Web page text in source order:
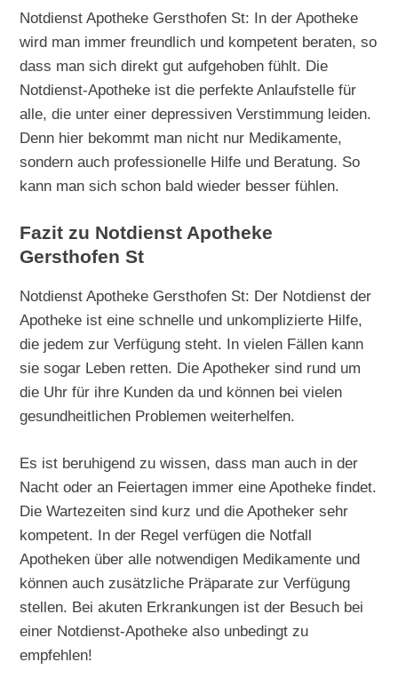
Notdienst Apotheke Gersthofen St: In der Apotheke
wird man immer freundlich und kompetent beraten, so
dass man sich direkt gut aufgehoben fühlt. Die
Notdienst-Apotheke ist die perfekte Anlaufstelle für
alle, die unter einer depressiven Verstimmung leiden.
Denn hier bekommt man nicht nur Medikamente,
sondern auch professionelle Hilfe und Beratung. So
kann man sich schon bald wieder besser fühlen.
Fazit zu Notdienst Apotheke
Gersthofen St
Notdienst Apotheke Gersthofen St: Der Notdienst der
Apotheke ist eine schnelle und unkomplizierte Hilfe,
die jedem zur Verfügung steht. In vielen Fällen kann
sie sogar Leben retten. Die Apotheker sind rund um
die Uhr für ihre Kunden da und können bei vielen
gesundheitlichen Problemen weiterhelfen.
Es ist beruhigend zu wissen, dass man auch in der
Nacht oder an Feiertagen immer eine Apotheke findet.
Die Wartezeiten sind kurz und die Apotheker sehr
kompetent. In der Regel verfügen die Notfall
Apotheken über alle notwendigen Medikamente und
können auch zusätzliche Präparate zur Verfügung
stellen. Bei akuten Erkrankungen ist der Besuch bei
einer Notdienst-Apotheke also unbedingt zu
empfehlen!